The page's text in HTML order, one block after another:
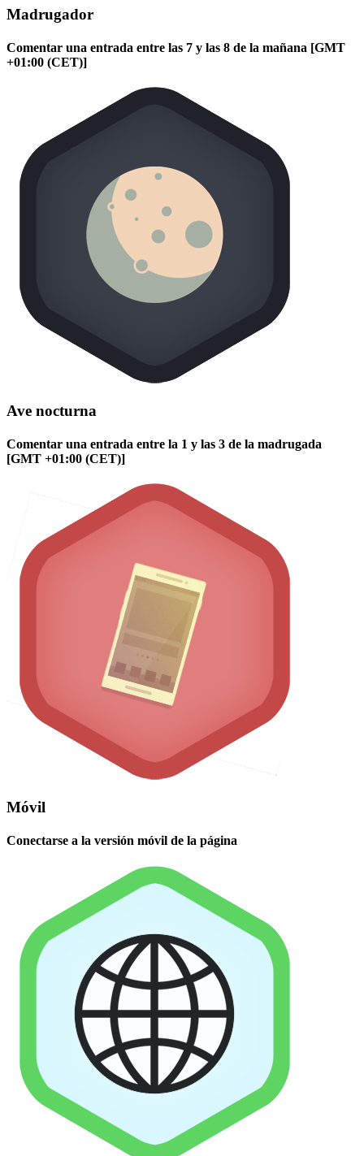
Madrugador
Comentar una entrada entre las 7 y las 8 de la mañana [GMT
+01:00 (CET)]
Ave nocturna
Comentar una entrada entre la 1 y las 3 de la madrugada
[GMT +01:00 (CET)]
Móvil
Conectarse a la versión móvil de la página